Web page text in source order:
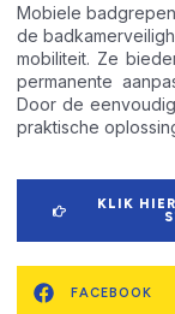
Mobiele
de
mobiliteit. Ze
permanente
Door de
praktische
KLIK
FACEBOOK